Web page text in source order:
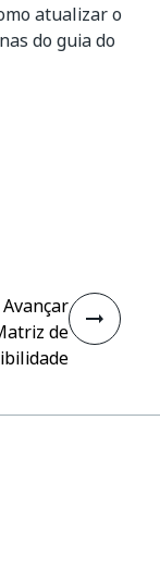
atualizar o
do guia do
Avançar
de